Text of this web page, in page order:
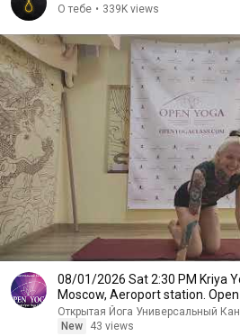
О тебе • 339K views
08/01/2026 Sat 2:30 PM Kriya
Moscow, Aeroport station. Open
Открытая Йога Универсальный
New
43 views